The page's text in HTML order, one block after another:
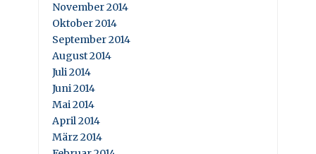
November 2014
Oktober 2014
September 2014
August 2014
Juli 2014
Juni 2014
Mai 2014
April 2014
März 2014